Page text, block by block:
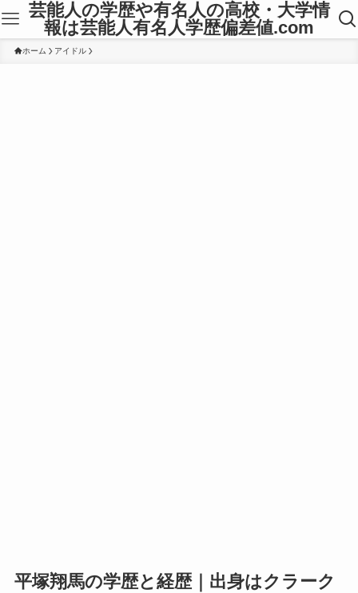
芸能人の学歴や有名人の高校・大学情
報は芸能人有名人学歴偏差値.com
ホーム アイドル
平塚翔馬の学歴と経歴｜出身はクラーク